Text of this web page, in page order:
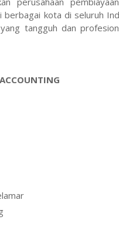
kota di seluruh
tangguh dan